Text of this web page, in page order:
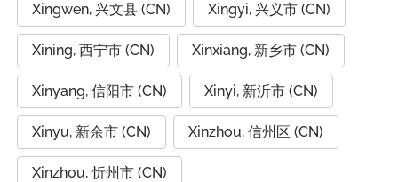
Xingwen, 兴文县 (CN) Xingyi, 兴义市 (CN)
Xining, 西宁市 (CN) Xinxiang, 新乡市 (CN)
Xinyang, 信阳市 (CN) Xinyi, 新沂市 (CN)
Xinyu, 新余市 (CN) Xinzhou, 信州区 (CN)
Xinzhou, 忻州市 (CN)